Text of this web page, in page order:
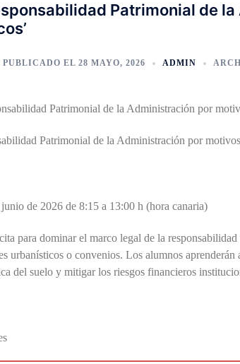
Patrimonial de
PUBLICADO EL 28 MAYO, 2026 ADMIN
Patrimonial de la Administración por
de 2026 de 8:15 a 13:00 h (hora canaria)
para dominar el marco legal de la
urbanísticos o convenios. Los alumnos
del suelo y mitigar los riesgos financieros